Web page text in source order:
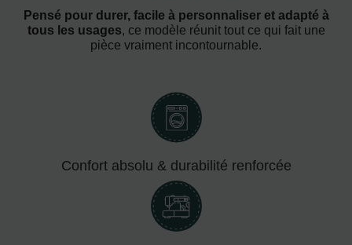
Pensé pour durer, facile à personnaliser et adapté à
tous les usages, ce modèle réunit tout ce qui fait une
pièce vraiment incontournable.
Confort absolu & durabilité renforcée